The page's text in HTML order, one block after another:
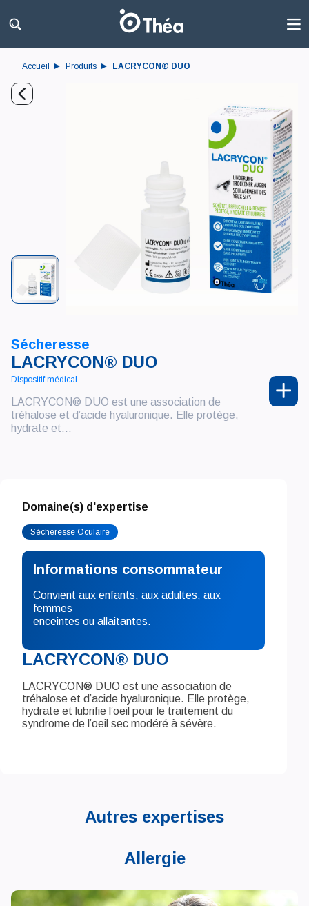
Accueil Produits LACRYCON® DUO
Sécheresse
LACRYCON® DUO
Dispositif médical
LACRYCON® DUO est une association de
tréhalose et d’acide hyaluronique. Elle protège,
hydrate et...
Domaine(s) d'expertise
Sécheresse Oculaire
Informations consommateur
Convient aux enfants, aux adultes, aux
femmes
enceintes ou allaitantes.
LACRYCON® DUO
LACRYCON® DUO est une association de
tréhalose et d’acide hyaluronique. Elle protège,
hydrate et lubrifie l’oeil pour le traitement du
syndrome de l’oeil sec modéré à sévère.
Autres expertises
Allergie